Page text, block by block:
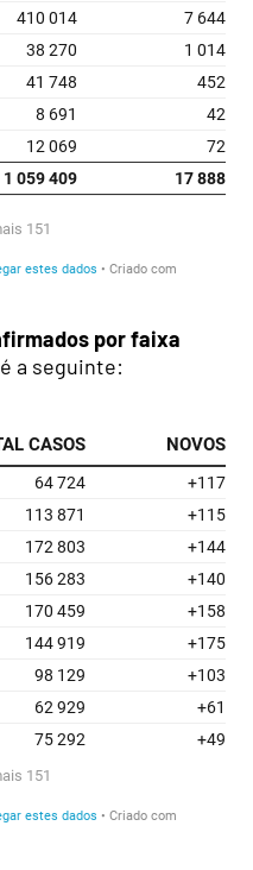
por faixa
a seguinte: